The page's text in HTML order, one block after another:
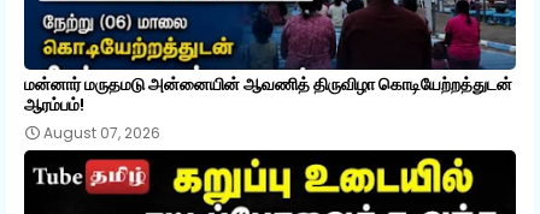
மன்னார் மருதமடு அன்னையின் ஆவணித் திருவிழா கொடியேற்றத்துடன்
ஆரம்பம்!
August 07, 2026